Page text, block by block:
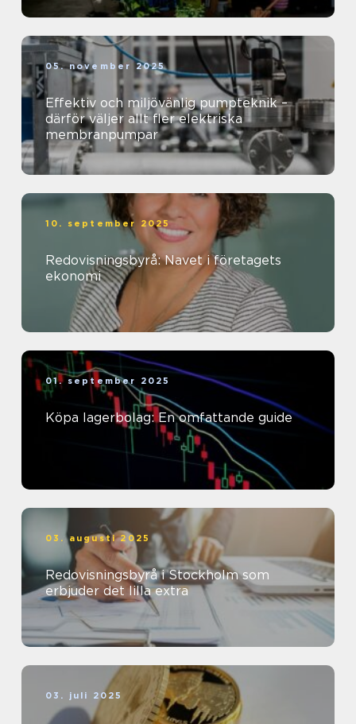
05. november 2025
Effektiv och miljövänlig pumpteknik –
därför väljer allt fler elektriska
membranpumpar
10. september 2025
Redovisningsbyrå: Navet i företagets
ekonomi
01. september 2025
Köpa lagerbolag: En omfattande guide
03. augusti 2025
Redovisningsbyrå i Stockholm som
erbjuder det lilla extra
03. juli 2025